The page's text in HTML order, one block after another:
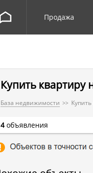
Продажа
Купить квартиру
База недвижимости
4объявления